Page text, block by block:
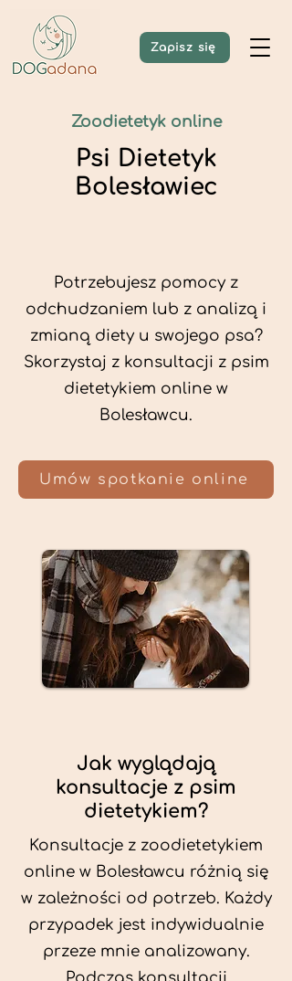
Zapisz się
Zoodietetyk online
Psi Dietetyk
Bolesławiec
Potrzebujesz pomocy z
odchudzaniem lub z analizą i
zmianą diety u swojego psa?
Skorzystaj z konsultacji z psim
dietetykiem online w
Bolesławcu.
Umów spotkanie online
Jak wyglądają
konsultacje z psim
dietetykiem?
Konsultacje z zoodietetykiem
online w Bolesławcu różnią się
w zależności od potrzeb. Każdy
przypadek jest indywidualnie
przeze mnie analizowany.